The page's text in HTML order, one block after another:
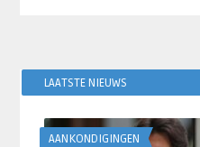
LAATSTE NIEUWS
AANKONDIGINGEN